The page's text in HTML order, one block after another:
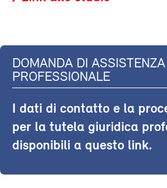
DOMANDA DI
PROFESSIONALE
I dati di contatto e la
per la tutela giuridica
disponibili a questo link.